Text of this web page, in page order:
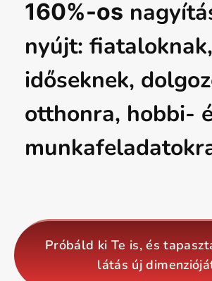
160%-os
nyújt: fiataloknak,
időseknek,
otthonra, hobbi-
Próbáld ki Te is, és
látás új